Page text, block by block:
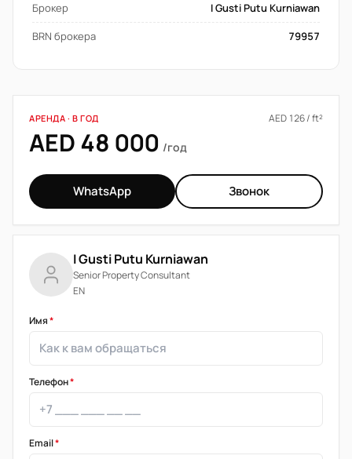
Брокер
I Gusti Putu Kurniawan
BRN брокера
79957
АРЕНДА · В ГОД AED 126 / ft²
AED 48 000 /год
WhatsApp Звонок
I Gusti Putu Kurniawan
Senior Property Consultant
EN
Имя*
Телефон*
Email*